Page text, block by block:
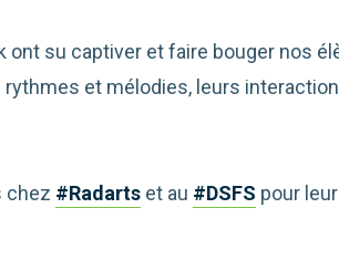
su captiver et faire bouger nos
et mélodies, leurs
chez #Radarts et au #DSFS pour